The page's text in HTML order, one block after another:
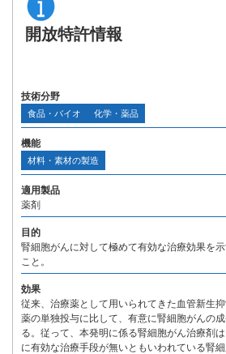
開放特許情報
技術分野
食品・バイオ 化学・薬品
機能
材料・素材の製造
適用製品
薬剤
目的
腎細胞がんに対して極めて有効な治療効果を
こと。
効果
従来、治療薬として用いられてきた血管新生
薬の単独投与に比して、有意に腎細胞がんの
る。従って、本発明に係る腎細胞がん治療剤
に有効な治療手段が無いともいわれている腎